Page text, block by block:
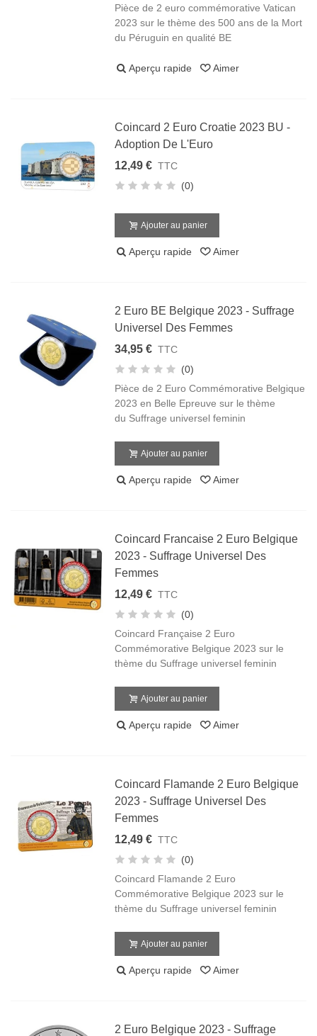
Pièce de 2 euro commémorative Vatican
2023 sur le thème des 500 ans de la Mort
du Péruguin en qualité BE
Aperçu rapide Aimer
Coincard 2 Euro Croatie 2023 BU -
Adoption De L'Euro
12,49 € TTC
(0)
Ajouter au panier
Aperçu rapide Aimer
2 Euro BE Belgique 2023 - Suffrage
Universel Des Femmes
34,95 € TTC
(0)
Pièce de 2 Euro Commémorative Belgique
2023 en Belle Epreuve sur le thème
du Suffrage universel feminin
Ajouter au panier
Aperçu rapide Aimer
Coincard Francaise 2 Euro Belgique
2023 - Suffrage Universel Des
Femmes
12,49 € TTC
(0)
Coincard Française 2 Euro
Commémorative Belgique 2023 sur le
thème du Suffrage universel feminin
Ajouter au panier
Aperçu rapide Aimer
Coincard Flamande 2 Euro Belgique
2023 - Suffrage Universel Des
Femmes
12,49 € TTC
(0)
Coincard Flamande 2 Euro
Commémorative Belgique 2023 sur le
thème du Suffrage universel feminin
Ajouter au panier
Aperçu rapide Aimer
2 Euro Belgique 2023 - Suffrage